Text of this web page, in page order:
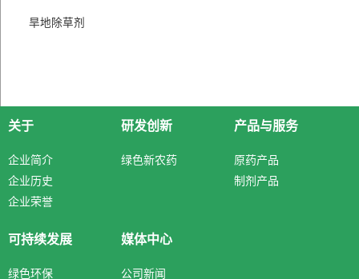
旱地除草剂
关于
企业简介
企业历史
企业荣誉
研发创新
绿色新农药
产品与服务
原药产品
制剂产品
可持续发展
绿色环保
媒体中心
公司新闻